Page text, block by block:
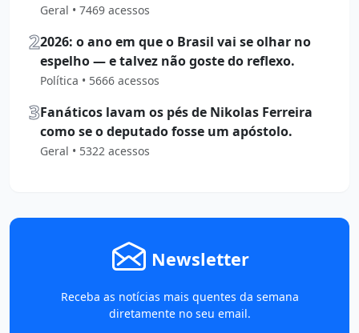
Geral • 7469 acessos
22026: o ano em que o Brasil vai se olhar no
espelho — e talvez não goste do reflexo.
Política • 5666 acessos
3Fanáticos lavam os pés de Nikolas Ferreira
como se o deputado fosse um apóstolo.
Geral • 5322 acessos
Newsletter
Receba as notícias mais quentes da semana
diretamente no seu email.